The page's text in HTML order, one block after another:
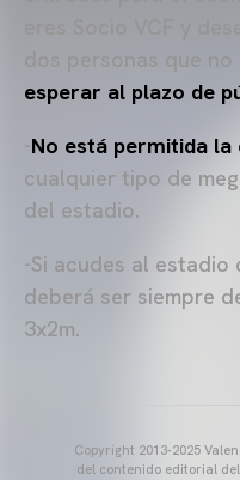
dos personas que
esperar al plazo de
-No está permitida
cualquier tipo de
del estadio.
-Si acudes al estadio
deberá ser siempre
3x2m.
Copyright 2013-2025
del contenido editorial